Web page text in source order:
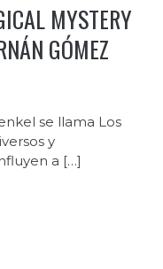
MYSTERY
GÓMEZ
se llama Los
y
a […]